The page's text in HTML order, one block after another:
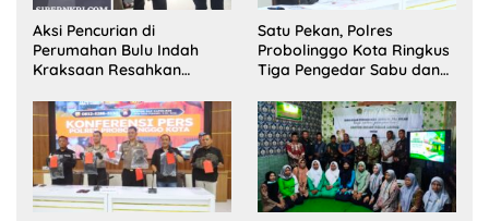
Aksi Pencurian di
Perumahan Bulu Indah
Kraksaan Resahkan
Satu Pekan, Polres
Probolinggo Kota Ringkus
Tiga Pengedar Sabu dan